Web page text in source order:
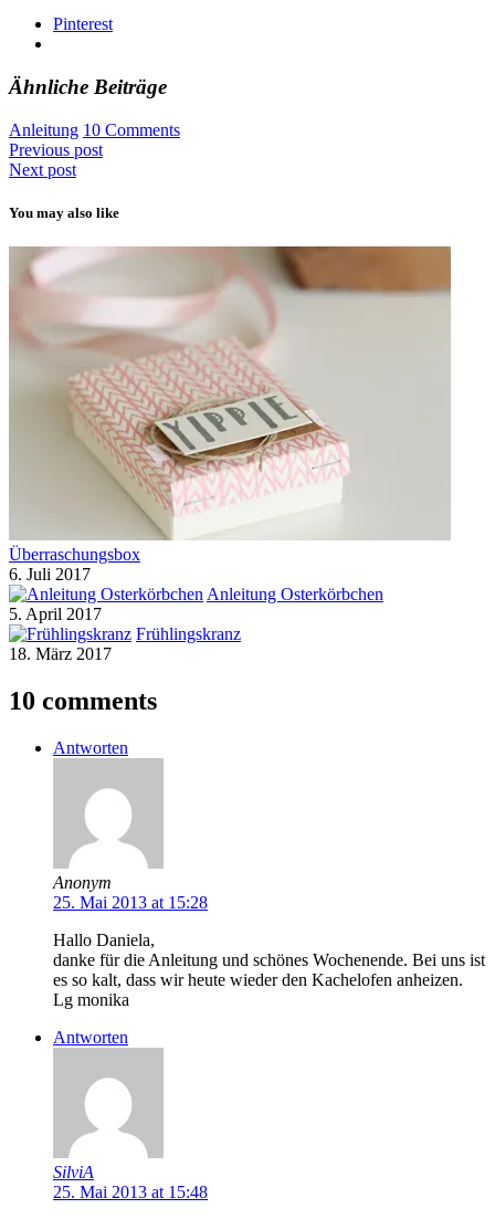
Pinterest
Ähnliche Beiträge
Anleitung 10 Comments
Previous post
Next post
You may also like
Überraschungsbox
6. Juli 2017
Anleitung Osterkörbchen
5. April 2017
Frühlingskranz
18. März 2017
10 comments
Antworten
Anonym
25. Mai 2013 at 15:28
Hallo Daniela,
danke für die Anleitung und schönes Wochenende. Bei uns ist
es so kalt, dass wir heute wieder den Kachelofen anheizen.
Lg monika
Antworten
SilviA
25. Mai 2013 at 15:48